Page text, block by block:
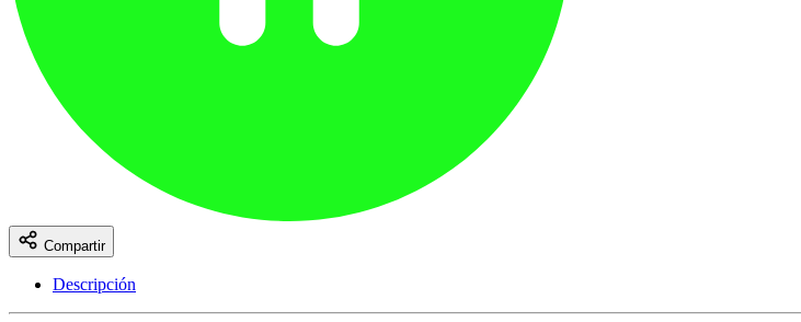
Compartir
Descripción